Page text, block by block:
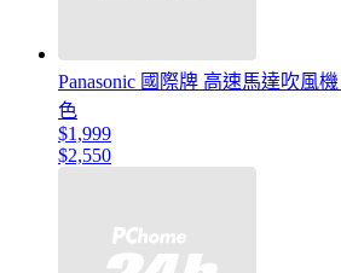
Panasonic 國際牌 高速馬達吹風
色
$1,999
$2,550